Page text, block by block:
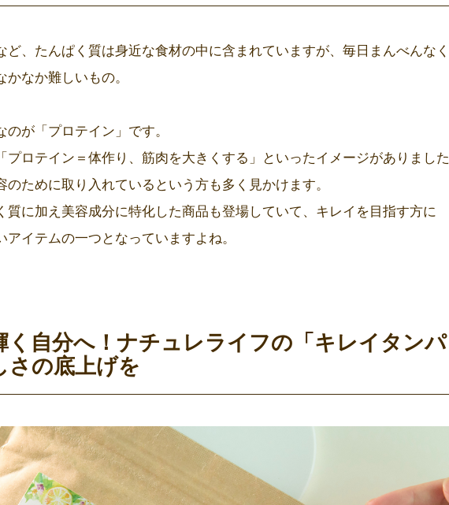
ど、たんぱく質は身近な食材の中に含まれていますが、毎日まんべんなく
なか難しいもの。
のが「プロテイン」です。
プロテイン＝体作り、筋肉を大きくする」といったイメージがありました
のために取り入れているという方も多く見かけます。
質に加え美容成分に特化した商品も登場していて、キレイを目指す方に
アイテムの一つとなっていますよね。
く自分へ！ナチュレライフの「キレイタンパ
さの底上げを